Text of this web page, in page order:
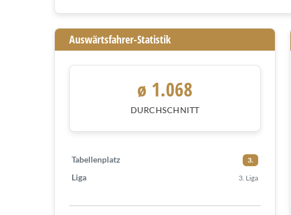
Auswärtsfahrer-Statistik
ø 1.068
DURCHSCHNITT
Tabellenplatz 3.
Liga 3. Liga